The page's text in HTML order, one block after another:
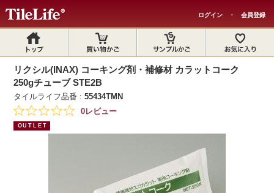
ログイン ・ 会員登録
リクシル(INAX) コーキング剤・補修材 カラットコーク
250gチューブ STE2B
タイルライフ品番 :55434TMN
0レビュー
OUTLET